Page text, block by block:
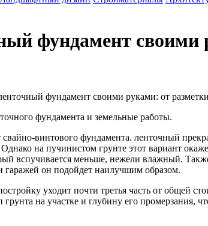
фундамент своими
фундамент своими руками: от
фундамента и земельные работы.
винтового фундамента. ленточный
на пучинистом грунте этот вариант
вспучивается меньше, нежели влажный.
гаражей он подойдет наилучшим образом.
уходит почти третья часть от общей
грунта на участке и глубину его